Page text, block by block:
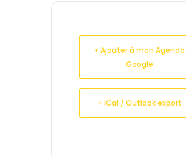
+ Ajouter à mon Agenda
Google
+ iCal / Outlook export